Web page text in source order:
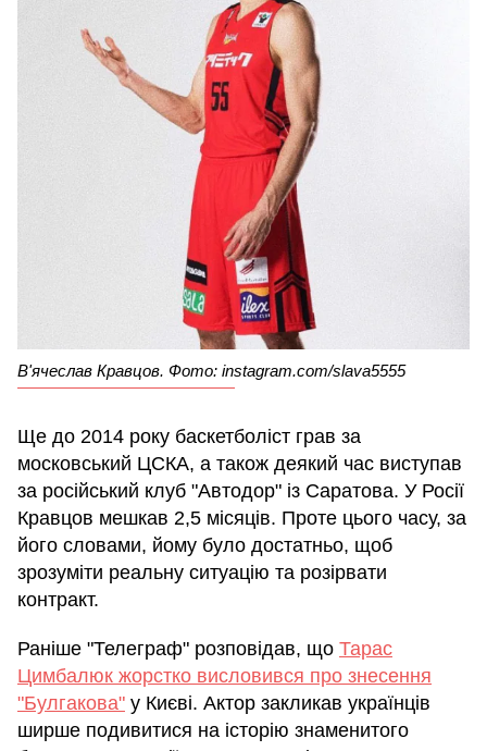
В'ячеслав Кравцов. Фото: instagram.com/slava5555
Ще до 2014 року баскетболіст грав за
московський ЦСКА, а також деякий час виступав
за російський клуб "Автодор" із Саратова. У Росії
Кравцов мешкав 2,5 місяців. Проте цього часу, за
його словами, йому було достатньо, щоб
зрозуміти реальну ситуацію та розірвати
контракт.
Раніше "Телеграф" розповідав, що Тарас
Цимбалюк жорстко висловився про знесення
"Булгакова" у Києві. Актор закликав українців
ширше подивитися на історію знаменитого